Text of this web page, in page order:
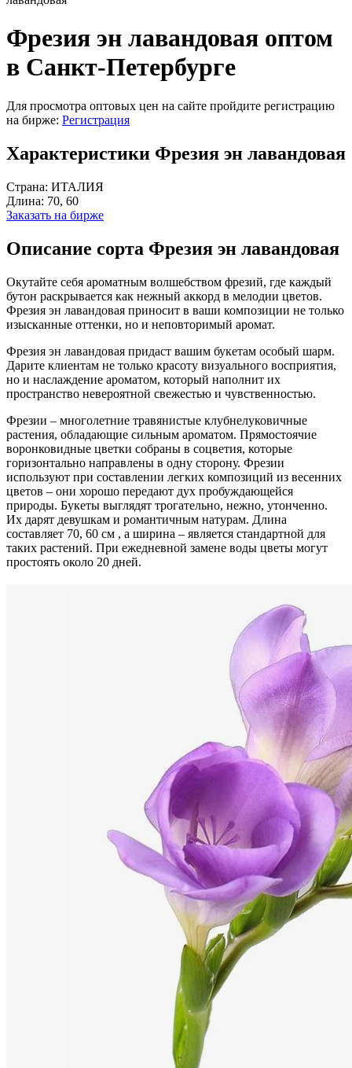
Фрезия эн лавандовая оптом
в Санкт-Петербурге
Для просмотра оптовых цен на сайте пройдите регистрацию
на бирже: Регистрация
Характеристики Фрезия эн лавандовая
Страна: ИТАЛИЯ
Длина: 70, 60
Заказать на бирже
Описание сорта Фрезия эн лавандовая
Окутайте себя ароматным волшебством фрезий, где каждый
бутон раскрывается как нежный аккорд в мелодии цветов.
Фрезия эн лавандовая приносит в ваши композиции не только
изысканные оттенки, но и неповторимый аромат.
Фрезия эн лавандовая придаст вашим букетам особый шарм.
Дарите клиентам не только красоту визуального восприятия,
но и наслаждение ароматом, который наполнит их
пространство невероятной свежестью и чувственностью.
Фрезии – многолетние травянистые клубнелуковичные
растения, обладающие сильным ароматом. Прямостоячие
воронковидные цветки собраны в соцветия, которые
горизонтально направлены в одну сторону. Фрезии
используют при составлении легких композиций из весенних
цветов – они хорошо передают дух пробуждающейся
природы. Букеты выглядят трогательно, нежно, утонченно.
Их дарят девушкам и романтичным натурам. Длина
составляет 70, 60 см , а ширина – является стандартной для
таких растений. При ежедневной замене воды цветы могут
простоять около 20 дней.